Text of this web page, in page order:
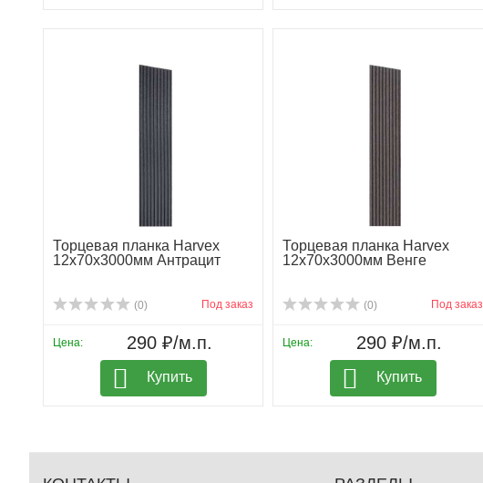
Торцевая планка Harvex
12х70х3000мм Антрацит
(0) Под заказ
Цена: 290 ₽/м.п.
Купить
Торцевая планка Harvex
12х70х3000мм Венге
(0) Под заказ
Цена: 290 ₽/м.п.
Купить